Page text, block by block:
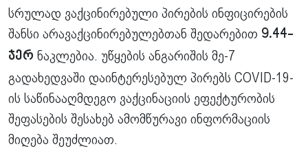
სრულად ვაქცინირებული პირების ინფიცირების
შანსი არავაქცინირებულებთან შედარებით 9.44-
ჯერ ნაკლებია. უწყების ანგარიშის მე-7
გადახედვაში დაინტერესებულ პირებს COVID-19-
ის საწინააღმდეგო ვაქცინაციის ეფექტურობის
შეფასების შესახებ ამომწურავი ინფორმაციის
მიღება შეუძლიათ.